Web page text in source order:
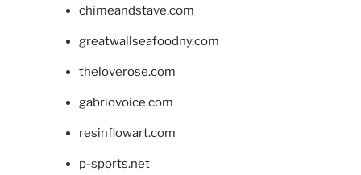
chimeandstave.com
greatwallseafoodny.com
theloverose.com
gabriovoice.com
resinflowart.com
p-sports.net